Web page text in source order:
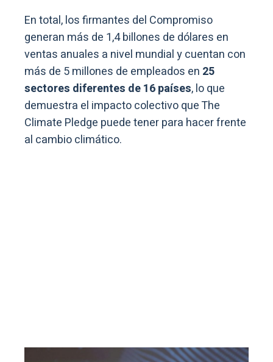
En total, los firmantes del Compromiso
generan más de 1,4 billones de dólares en
ventas anuales a nivel mundial y cuentan con
más de 5 millones de empleados en 25
sectores diferentes de 16 países, lo que
demuestra el impacto colectivo que The
Climate Pledge puede tener para hacer frente
al cambio climático.